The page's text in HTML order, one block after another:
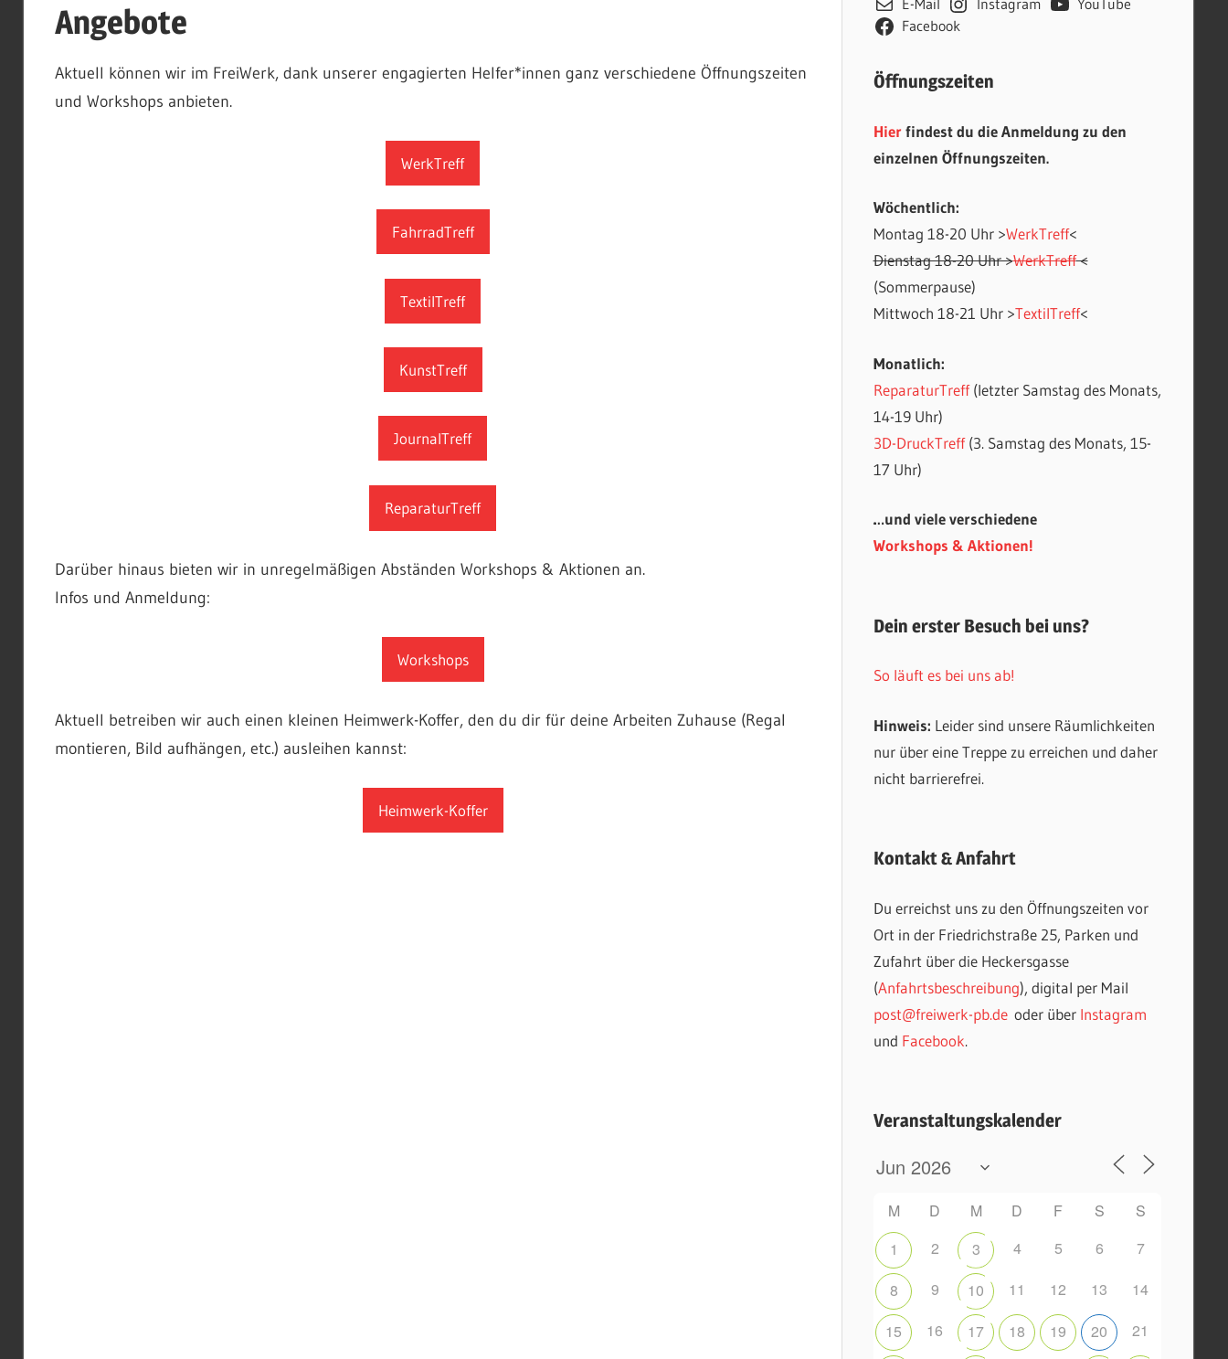
Angebote
Aktuell können wir im FreiWerk, dank unserer engagierten Helfer*innen ganz verschiedene Öffnungszeiten
und Workshops anbieten.
WerkTreff
FahrradTreff
TextilTreff
KunstTreff
JournalTreff
ReparaturTreff
Darüber hinaus bieten wir in unregelmäßigen Abständen Workshops & Aktionen an.
Infos und Anmeldung:
Workshops
Aktuell betreiben wir auch einen kleinen Heimwerk-Koffer, den du dir für deine Arbeiten Zuhause (Regal
montieren, Bild aufhängen, etc.) ausleihen kannst:
Heimwerk-Koffer
E-Mail Instagram
YouTube
Facebook
Öffnungszeiten
Hierfindest du die Anmeldung zu den
einzelnen Öffnungszeiten.
Wöchentlich:
Montag 18-20 Uhr >WerkTreff<
Dienstag 18-20 Uhr >WerkTreff<
(Sommerpause)
Mittwoch 18-21 Uhr >TextilTreff<
Monatlich:
ReparaturTreff(letzter Samstag des Monats,
14-19 Uhr)
3D-DruckTreff(3. Samstag des Monats, 15-
17 Uhr)
…und viele verschiedene
Workshops & Aktionen!
Dein erster Besuch bei uns?
So läuft es bei uns ab!
Hinweis: Leider sind unsere Räumlichkeiten
nur über eine Treppe zu erreichen und daher
nicht barrierefrei.
Kontakt & Anfahrt
Du erreichst uns zu den Öffnungszeiten vor
Ort in der Friedrichstraße 25, Parken und
Zufahrt über die Heckersgasse
(Anfahrtsbeschreibung), digital per Mail
post@freiwerk-pb.deoder über Instagram
und Facebook.
Veranstaltungskalender
M D M D F S
S
1
2 3 4 5 6
7
8
9 10 11 12 13
14
15
16 17 18 19 20
21